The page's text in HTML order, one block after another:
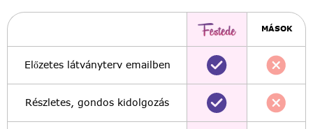
MÁSOK
Előzetes látványterv emailben
Részletes, gondos kidolgozás